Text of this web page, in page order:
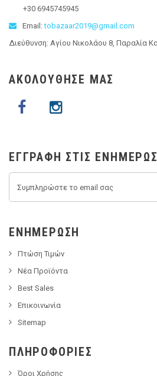
+30 6945745945
Email:tobazaar2019@gmail.com
Διεύθυνση: Αγίου Νικολάου 8, Παραλία
ΑΚΟΛΟΥΘΗΣΕ ΜΑΣ
ΕΓΓΡΑΦΉ ΣΤΙΣ
ΕΝΗΜΈΡΩΣΗ
Πτώση Τιμών
Νέα Προϊόντα
Best Sales
Επικοινωνία
Sitemap
ΠΛΗΡΟΦΟΡΊΕΣ
Όροι Χρήσης